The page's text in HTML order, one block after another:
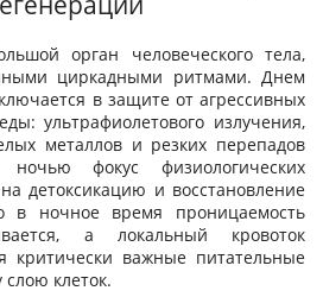
орган человеческого тела,
циркадными ритмами. Днем
в защите от агрессивных
ультрафиолетового излучения,
металлов и резких перепадов
ночью фокус физиологических
детоксикацию и восстановление
в ночное время проницаемость
а локальный кровоток
критически важные питательные
клеток.